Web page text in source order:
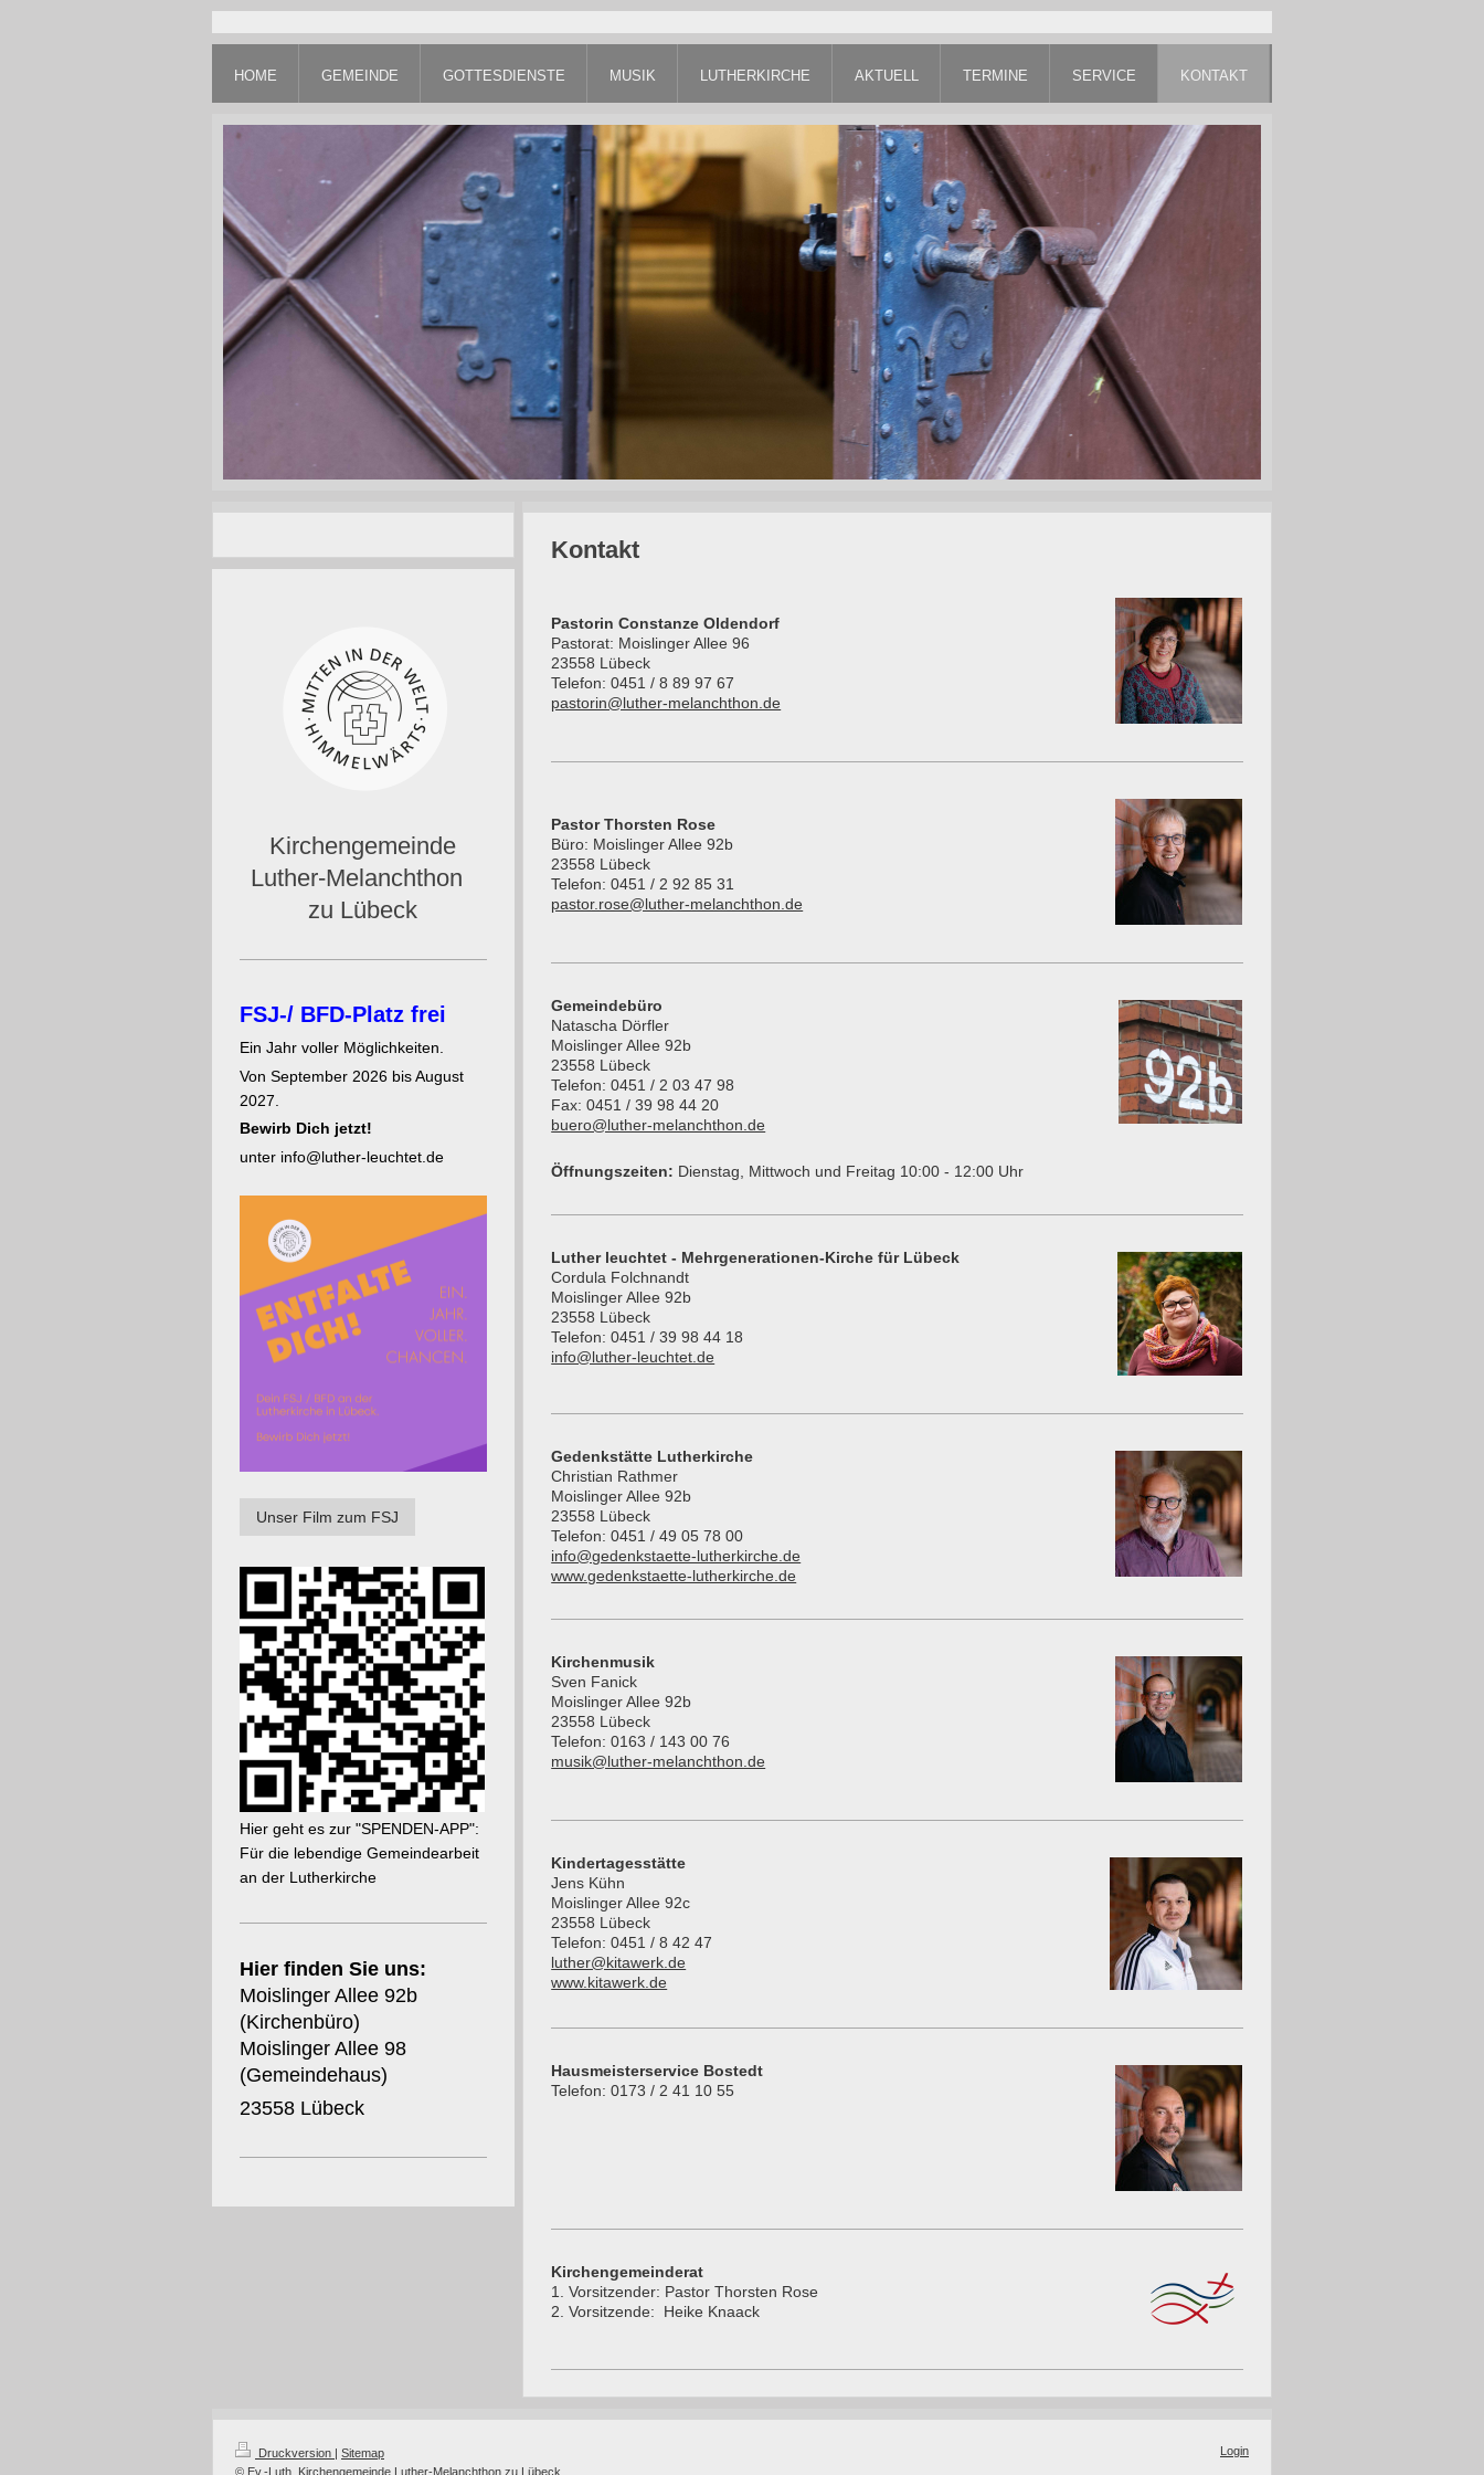
HOME GEMEINDE GOTTESDIENSTE MUSIK LUTHERKIRCHE AKTUELL TERMINE SERVICE KONTAKT
Kontakt
Pastorin Constanze Oldendorf
Pastorat: Moislinger Allee 96
23558 Lübeck
Telefon: 0451 / 8 89 97 67
pastorin@luther-melanchthon.de
Pastor Thorsten Rose
Büro: Moislinger Allee 92b
23558 Lübeck
Telefon: 0451 / 2 92 85 31
pastor.rose@luther-melanchthon.de
Gemeindebüro
Natascha Dörfler
Moislinger Allee 92b
23558 Lübeck
Telefon: 0451 / 2 03 47 98
Fax: 0451 / 39 98 44 20
buero@luther-melanchthon.de
Öffnungszeiten: Dienstag, Mittwoch und Freitag 10:00 - 12:00 Uhr
Luther leuchtet - Mehrgenerationen-Kirche für Lübeck
Cordula Folchnandt
Moislinger Allee 92b
23558 Lübeck
Telefon: 0451 / 39 98 44 18
info@luther-leuchtet.de
Gedenkstätte Lutherkirche
Christian Rathmer
Moislinger Allee 92b
23558 Lübeck
Telefon: 0451 / 49 05 78 00
info@gedenkstaette-lutherkirche.de
www.gedenkstaette-lutherkirche.de
Kirchenmusik
Sven Fanick
Moislinger Allee 92b
23558 Lübeck
Telefon: 0163 / 143 00 76
musik@luther-melanchthon.de
Kindertagesstätte
Jens Kühn
Moislinger Allee 92c
23558 Lübeck
Telefon: 0451 / 8 42 47
luther@kitawerk.de
www.kitawerk.de
Hausmeisterservice Bostedt
Telefon: 0173 / 2 41 10 55
Kirchengemeinderat
1. Vorsitzender: Pastor Thorsten Rose
2. Vorsitzende: Heike Knaack
Kirchengemeinde
Luther-Melanchthon
zu Lübeck
FSJ-/ BFD-Platz frei
Ein Jahr voller Möglichkeiten.
Von September 2026 bis August
2027.
Bewirb Dich jetzt!
unter info@luther-leuchtet.de
Unser Film zum FSJ
Hier geht es zur "SPENDEN-APP":
Für die lebendige Gemeindearbeit
an der Lutherkirche
Hier finden Sie uns:
Moislinger Allee 92b
(Kirchenbüro)
Moislinger Allee 98
(Gemeindehaus)
23558 Lübeck
Druckversion | Sitemap
© Ev.-Luth. Kirchengemeinde Luther-Melanchthon zu Lübeck
Login